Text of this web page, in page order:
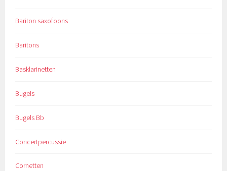
Bariton saxofoons
Baritons
Basklarinetten
Bugels
Bugels Bb
Concertpercussie
Cornetten